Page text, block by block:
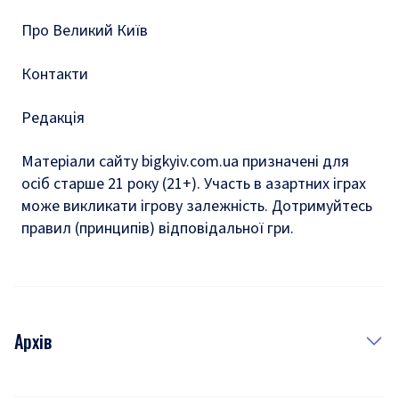
Про Великий Київ
Контакти
Редакція
Матеріали сайту bigkyiv.com.ua призначені для
осіб старше 21 року (21+). Участь в азартних іграх
може викликати ігрову залежність. Дотримуйтесь
правил (принципів) відповідальної гри.
Архів